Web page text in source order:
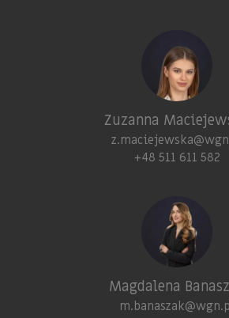
Zuzanna
+48 511 611 582
Magdalena